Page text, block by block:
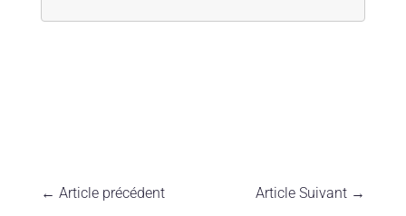
← Article précédent Article Suivant →